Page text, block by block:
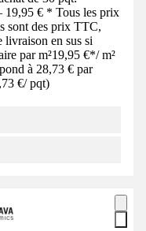
€ * Tous les prix
sont des prix TTC,
livraison en sus si
par m²19,95 €*/ m²
à 28,73 € par
€/ pqt)